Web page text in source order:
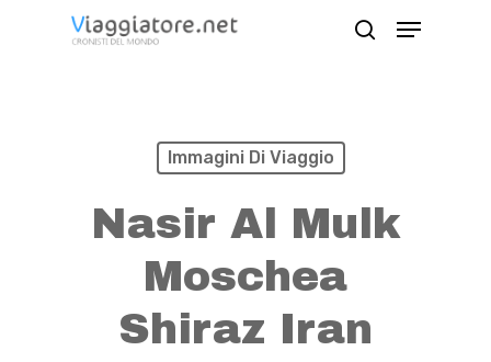
Menu
Immagini Di Viaggio
Nasir Al Mulk
Moschea
Shiraz Iran